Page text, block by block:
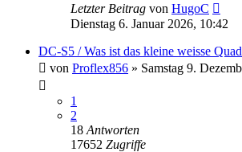
Letzter Beitrag von HugoC
Dienstag 6. Januar 2026, 10:42
DC-S5 / Was ist das kleine weisse
von Proflex856 » Samstag 9.
1
2
18 Antworten
17652 Zugriffe